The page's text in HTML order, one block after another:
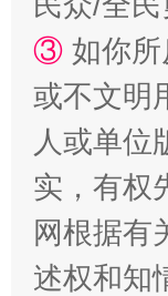
③ 如你
或不文明
人或单位
实，有权
网根据有
述权和知